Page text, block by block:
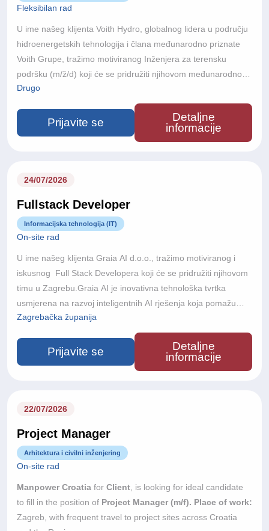
Fleksibilan rad
U ime našeg klijenta Voith Hydro, globalnog lidera u području
hidroenergetskih tehnologija i člana međunarodno priznate
Voith Grupe, tražimo motiviranog Inženjera za terensku
podršku (m/ž/d) koji će se pridružiti njihovom međunarodnom
projektnom timu.S više od 150 godina inženjerske izvrsnosti,
poslovanjem u više od 60 zemalja i približno 22.000
zaposlenika diljem svijeta, Voith razvija inovativna tehnološka
rješenja koja podržavaju održivu proizvodnju energije i
projektima i želite sudjelovati u razvoju budućnosti obnovljivih
razvoj.
Drugo
Prijavite se
Detaljne
informacije
24/07/2026
Fullstack Developer
Informacijska tehnologija (IT)
On-site rad
U ime našeg klijenta Graia AI d.o.o., tražimo motiviranog i
iskusnog Full Stack Developera koji će se pridružiti njihovom
timu u Zagrebu.Graia AI je inovativna tehnološka tvrtka
usmjerena na razvoj inteligentnih AI rješenja koja pomažu
poslovnim korisnicima automatizirati procese, unaprijediti
korisničku interakciju i iskoristiti puni potencijal umjetne
inteligencije. Kombiniranjem naprednih AI tehnologija s
praktičnim poslovnim primjenama, Graia razvija skalabilna
kontinuiranom unapređenju skalabilnih full-stack rješenja za
product managerima, project managerima, AI inženjerima i
ostalim dionicima kako biste poslovne i produktne zahtjeve
pretvorili u kvalitetna tehnička rješenja.Vaša će uloga
uključivati doprinos tehničkom smjeru razvoja platforme,
primjenu najboljih razvojnih praksi te dijeljenje znanja unutar
razvojnog tima.Ako ste strastveni u stvaranju kvalitetnog
softvera, uživate u rješavanju kompleksnih tehničkih izazova i
Zagrebačka županija
Prijavite se
Detaljne
informacije
22/07/2026
Project Manager
Arhitektura i civilni inženjering
On-site rad
Manpower Croatia for Client , is looking for ideal candidate
to fill in the position of Project Manager (m/f). Place of work:
Zagreb, with frequent travel to project sites across Croatia